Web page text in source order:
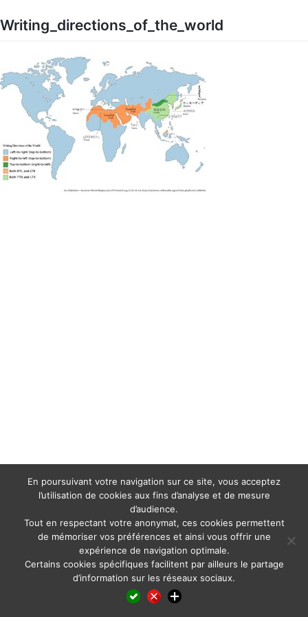
content
Writing_directions_of_the_world
LinkedIn
X WhatsAppPinterest
En poursuivant votre navigation sur ce site, vous acceptez
l’utilisation de cookies aux fins d’analyse et de mesure
d’audience.
Tout en respectant votre anonymat, ces cookies permettent
de mémoriser vos préférences et ainsi vous offrir une
expérience de navigation optimale.
Certains cookies spécifiques facilitent par ailleurs le partage
d’information sur les réseaux sociaux.